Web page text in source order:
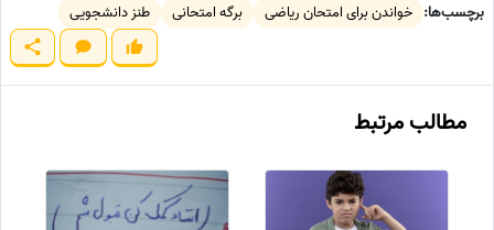
برچسب‌ها: خواندن برای امتحان ریاضی برگه امتحانی طنز دانشجویی
مطالب مرتبط